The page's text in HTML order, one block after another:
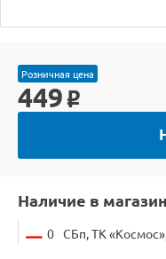
Розничная цена
449 o
Наличие в
0 СБп, ТК